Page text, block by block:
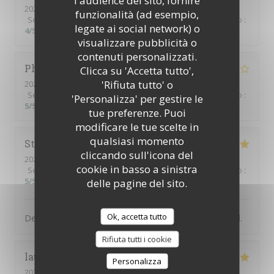
funzionalità (ad esempio,
legate ai social network) o
visualizzare pubblicità o
contenuti personalizzati.
Clicca su 'Accetta tutto',
'Rifiuta tutto' o
'Personalizza' per gestire le
tue preferenze. Puoi
modificare le tue scelte in
qualsiasi momento
cliccando sull'icona del
cookie in basso a sinistra
delle pagine del sito.
Ok, accetta tutto
Rifiuta tutti i cookie
Personalizza
2026-07-31
- 21:30 - Ospiti 2
Servizio
Atmosfera:5/5 Cucina:4/5 Qualità / Prezzo :
4/5
Philippe
2026-07-31
- 20:30 - Ospiti 3
Servizio
/5 Atmosfera:5/5 Cucina: 4/5 Qualità / Prezzo :
5/5
Steve
2026-07-31
- 19:00 - Ospiti 2
Servizio
Atmosfera: 5/5 Cucina:5/5 Qualità / Prezzo :
5/5
Delicious food and friendly service. Would recommend.
laurence